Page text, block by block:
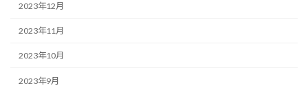
2023年12月
2023年11月
2023年10月
2023年9月